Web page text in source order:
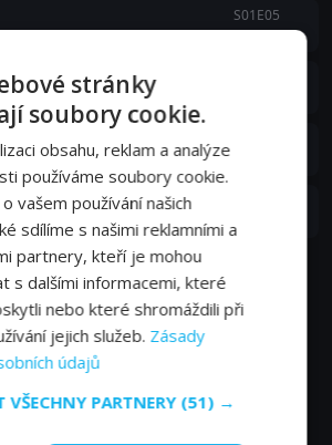
S01E05
03. 05. 2022
19. 04. 2022
12. 04. 2022
Zobrazit další epizody
nebo pořadu Detektiv
kole - Herci a tvůrci
stránky
soubory cookie.
obsahu, reklam a analýze
používáme soubory cookie.
vašem používání našich
sdílíme s našimi reklamními a
partnery, kteří je mohou
s dalšími informacemi, které
nebo které shromáždili při
jejich služeb. Zásady
údajů
VŠECHNY PARTNERY (51) →